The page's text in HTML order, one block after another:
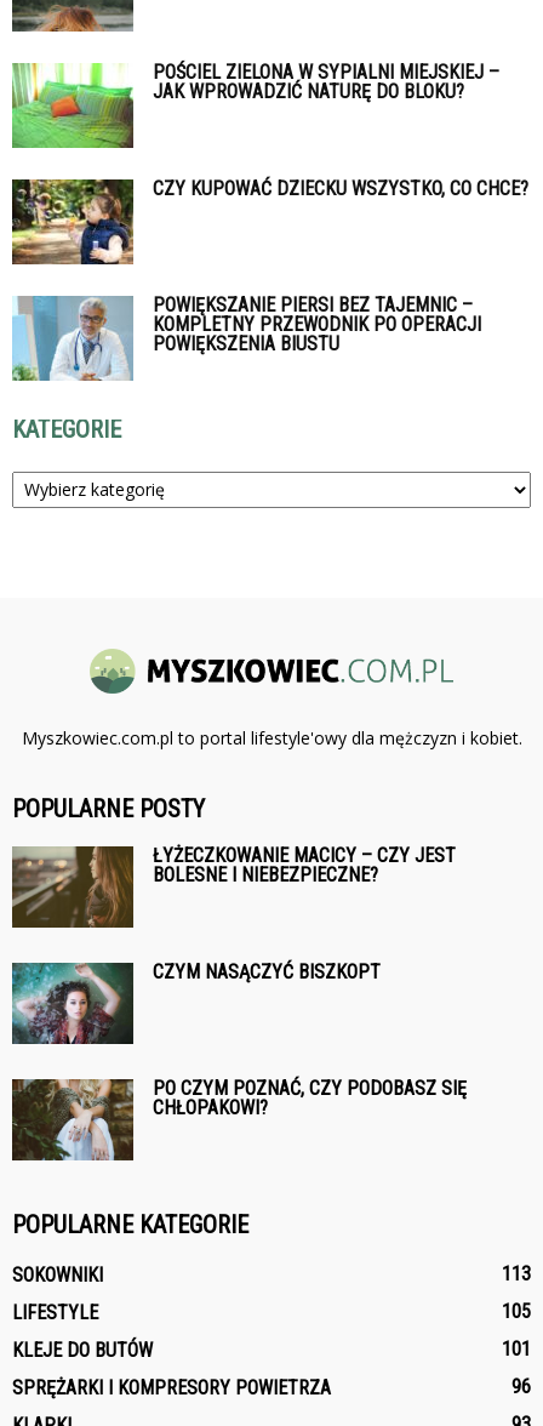
POŚCIEL ZIELONA W SYPIALNI MIEJSKIEJ –
JAK WPROWADZIĆ NATURĘ DO BLOKU?
CZY KUPOWAĆ DZIECKU WSZYSTKO, CO CHCE?
POWIĘKSZANIE PIERSI BEZ TAJEMNIC –
KOMPLETNY PRZEWODNIK PO OPERACJI
POWIĘKSZENIA BIUSTU
KATEGORIE
Kategorie
Myszkowiec.com.pl to portal lifestyle'owy dla mężczyzn i kobiet.
POPULARNE POSTY
ŁYŻECZKOWANIE MACICY – CZY JEST
BOLESNE I NIEBEZPIECZNE?
CZYM NASĄCZYĆ BISZKOPT
PO CZYM POZNAĆ, CZY PODOBASZ SIĘ
CHŁOPAKOWI?
POPULARNE KATEGORIE
SOKOWNIKI
113
LIFESTYLE
105
KLEJE DO BUTÓW
101
SPRĘŻARKI I KOMPRESORY POWIETRZA
96